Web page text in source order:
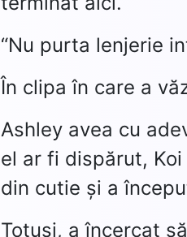
“Nu purta lenjerie
În clipa în care a
Ashley avea cu
el ar fi dispărut,
din cutie și a
Totuși, a încercat